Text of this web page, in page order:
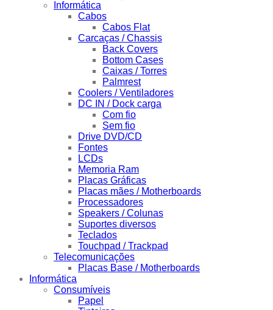
Informática
Cabos
Cabos Flat
Carcaças / Chassis
Back Covers
Bottom Cases
Caixas / Torres
Palmrest
Coolers / Ventiladores
DC IN / Dock carga
Com fio
Sem fio
Drive DVD/CD
Fontes
LCDs
Memoria Ram
Placas Gráficas
Placas mães / Motherboards
Processadores
Speakers / Colunas
Suportes diversos
Teclados
Touchpad / Trackpad
Telecomunicações
Placas Base / Motherboards
Informática
Consumíveis
Papel